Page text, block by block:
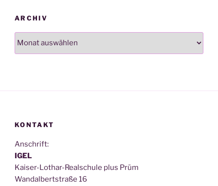
ARCHIV
KONTAKT
Anschrift:
IGEL
Kai­ser-Lothar-Real­schu­le plus Prüm
Wan­dal­bert­stra­ße 16